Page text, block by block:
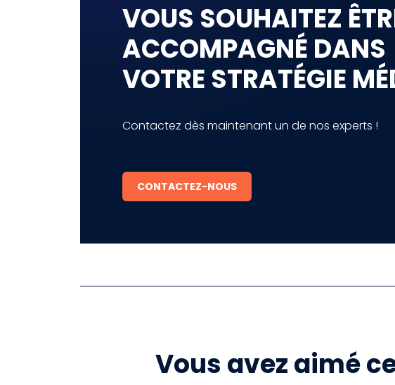
VOUS SOUHAITEZ
ACCOMPAGNÉ DANS
VOTRE STRATÉGIE
Contactez dès maintenant un de nos experts !
CONTACTEZ-NOUS
Vous avez aimé